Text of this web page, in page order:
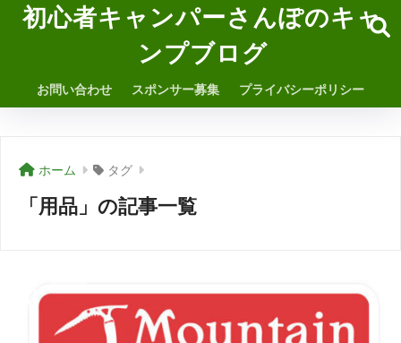
初心者キャンパーさんぽのキャ
ンプブログ
お問い合わせ スポンサー募集 プライバシーポリシー
ホーム タグ
「用品」の記事一覧